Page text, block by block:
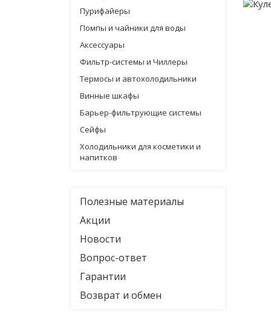
Пурифайеры
Помпы и чайники для воды
Аксессуары
Фильтр-системы и Чиллеры
Термосы и автохолодильники
Винные шкафы
Барьер-фильтрующие системы
Сейфы
Холодильники для косметики и
напитков
Полезные материалы
Акции
Новости
Вопрос-ответ
Гарантии
Возврат и обмен